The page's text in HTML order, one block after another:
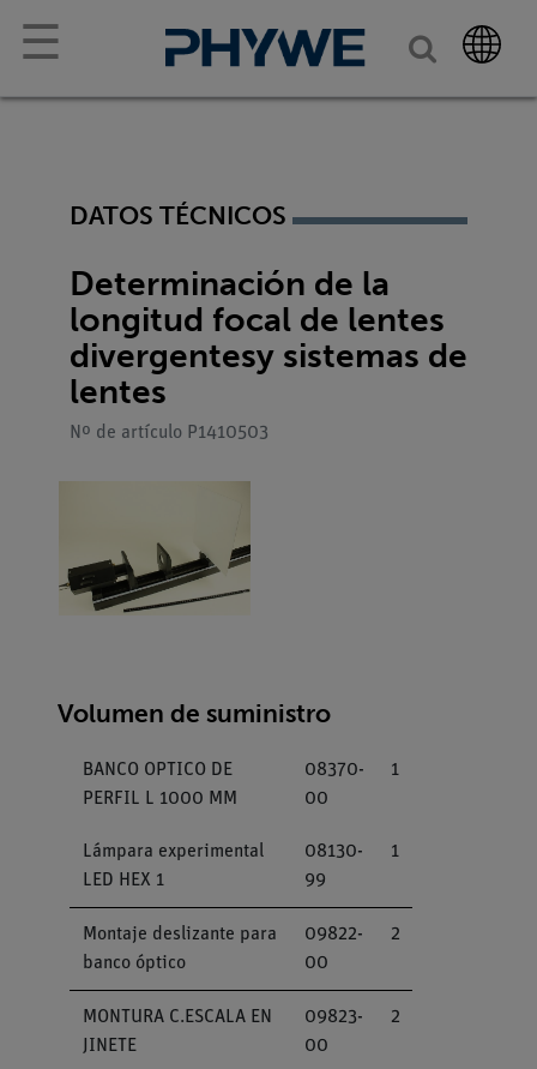
☰
DATOS TÉCNICOS
Determinación de la
longitud focal de lentes
divergentesy sistemas de
lentes
Nº de artículo P1410503
Volumen de suministro
BANCO OPTICO DE
PERFIL L 1000 MM
08370-
00
1
Lámpara experimental
LED HEX 1
08130-
99
1
Montaje deslizante para
banco óptico
09822-
00
2
MONTURA C.ESCALA EN
JINETE
09823-
00
2